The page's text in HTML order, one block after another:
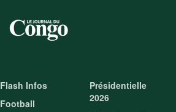
Flash Infos
Football
Présidentielle
2026